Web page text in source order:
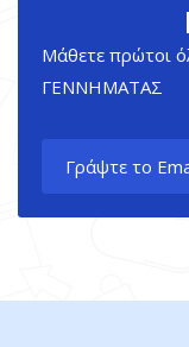
Μάθετε πρώτοι
ΓΕΝΝΗΜΑΤΑΣ